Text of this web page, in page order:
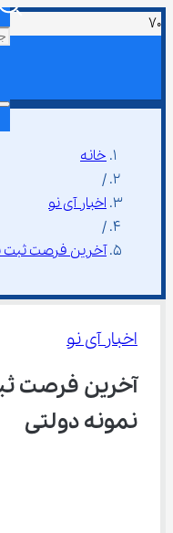
خانه
/
اخبار آی نو
/
آخرین فرصت ثبت ‌نام آزمون سمپاد و نمونه دولتی
اخبار آی نو
نمونه دولتی